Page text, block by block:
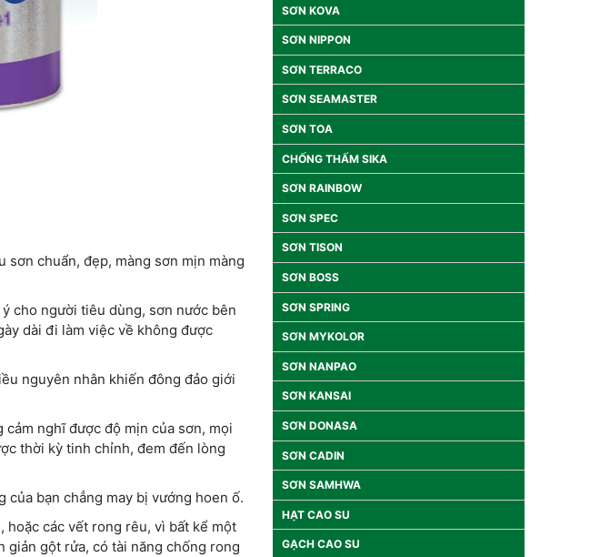
sơn chuẩn, đẹp, màng sơn mịn màng
cho người tiêu dùng, sơn nước bên
dài đi làm việc về không được
nguyên nhân khiến đông đảo giới
nghĩ được độ mịn của sơn, mọi
thời kỳ tinh chỉnh, đem đến lòng
bạn chẳng may bị vướng hoen ố.
hoặc các vết rong rêu, vì bất kể một
giản gột rửa, có tài năng chống rong
SƠN KOVA
SƠN NIPPON
SƠN TERRACO
SƠN SEAMASTER
SƠN TOA
CHỐNG THẤM SIKA
SƠN RAINBOW
SƠN SPEC
SƠN TISON
SƠN BOSS
SƠN SPRING
SƠN MYKOLOR
SƠN NANPAO
SƠN KANSAI
SƠN DONASA
SƠN CADIN
SƠN SAMHWA
HẠT CAO SU
GẠCH CAO SU